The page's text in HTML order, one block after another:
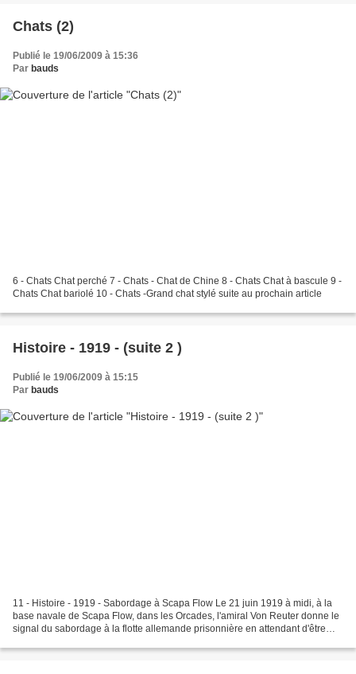
Chats (2)
Publié le 19/06/2009 à 15:36
Par bauds
6 - Chats Chat perché 7 - Chats - Chat de Chine 8 - Chats Chat à bascule 9 -
Chats Chat bariolé 10 - Chats -Grand chat stylé suite au prochain article
Histoire - 1919 - (suite 2 )
Publié le 19/06/2009 à 15:15
Par bauds
11 - Histoire - 1919 - Sabordage à Scapa Flow Le 21 juin 1919 à midi, à la
base navale de Scapa Flow, dans les Orcades, l'amiral Von Reuter donne le
signal du sabordage à la flotte allemande prisonnière en attendant d'être